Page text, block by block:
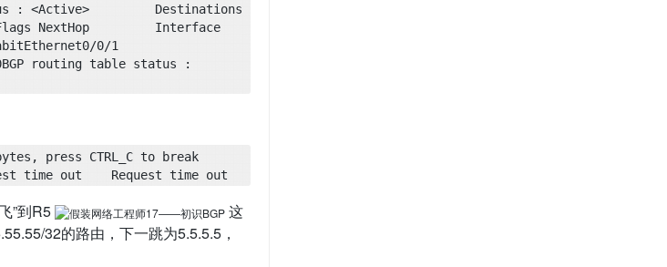
: <Active>         Destinations
NextHop         Interface
0/1
routing table status :
press CTRL_C to break
time out    Request time out
”到R5
这
32的路由，下一跳为5.5.5.5，